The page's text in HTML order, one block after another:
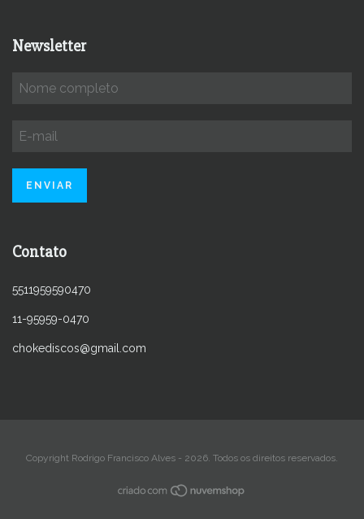
Newsletter
Contato
5511959590470
11-95959-0470
chokediscos@gmail.com
Copyright Rodrigo Francisco Alves - 2026. Todos os direitos reservados.